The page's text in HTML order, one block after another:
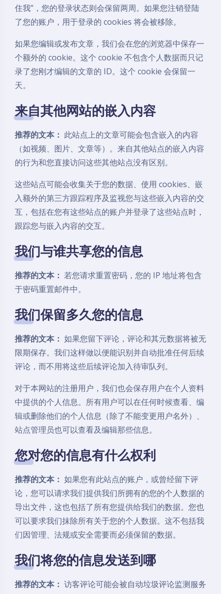
住我”，您的登录状态则会保留两周。如果您注销登陆
了您的账户，用于登录的 cookies 将会被移除。
如果您编辑或发布文章，我们会在您的浏览器中保存一
个额外的 cookie。这个 cookie 不包含个人数据而只记
录了您刚才编辑的文章的 ID。这个 cookie 会保留一
天。
来自其他网站的嵌入内容
推荐的文本： 此站点上的文章可能会包含嵌入的内容
（如视频、图片、文章等）。来自其他站点的嵌入内容
的行为和您直接访问这些其他站点没有区别。
这些站点可能会收集关于您的数据、使用 cookies、嵌
入额外的第三方跟踪程序及监视您与这些嵌入内容的交
互，包括在您有这些站点的账户并登录了这些站点时，
跟踪您与嵌入内容的交互。
我们与谁共享您的信息
推荐的文本： 若您请求重置密码，您的 IP 地址将包含
于密码重置邮件中。
我们保留多久您的信息
推荐的文本： 如果您留下评论，评论和其元数据将被无
限期保存。我们这样做以便能识别并自动批准任何后续
评论，而不用将这些后续评论加入待审队列。
对于本网站的注册用户，我们也会保存用户在个人资料
中提供的个人信息。所有用户可以在任何时候查看、编
辑或删除他们的个人信息（除了不能变更用户名外）、
站点管理员也可以查看及编辑那些信息。
您对您的信息有什么权利
推荐的文本： 如果您有此站点的账户，或曾经留下评
论，您可以请求我们提供我们所拥有的您的个人数据的
导出文件，这也包括了所有您提供给我们的数据。您也
可以要求我们抹除所有关于您的个人数据。这不包括我
们因管理、法规或安全需要而必须保留的数据。
我们将您的信息发送到哪
推荐的文本： 访客评论可能会被自动垃圾评论监测服务